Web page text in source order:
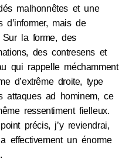
malhonnêtes et une
mais de
Sur la forme, des
des contresens et
qui rappelle méchamment
d’extrême droite, type
attaques ad hominem, ce
ressentiment fielleux.
précis, j’y reviendrai,
effectivement un énorme